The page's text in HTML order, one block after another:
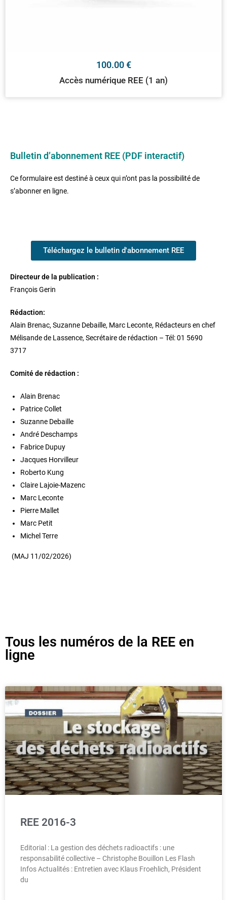
100.00€
Accès numérique REE (1 an)
Bulletin d’abonnement REE (PDF interactif)
Ce formulaire est destiné à ceux qui n’ont pas la possibilité de
s’abonner en ligne.
Téléchargez le bulletin d'abonnement REE
Directeur de la publication :
François Gerin
Rédaction:
Alain Brenac, Suzanne Debaille, Marc Leconte, Rédacteurs en chef
Mélisande de Lassence, Secrétaire de rédaction – Tél: 01 5690
3717
Comité de rédaction :
Alain Brenac
Patrice Collet
Suzanne Debaille
André Deschamps
Fabrice Dupuy
Jacques Horvilleur
Roberto Kung
Claire Lajoie-Mazenc
Marc Leconte
Pierre Mallet
Marc Petit
Michel Terre
(MAJ 11/02/2026)
Tous les numéros de la REE en
ligne
REE 2016-3
Editorial : La gestion des déchets radioactifs : une
responsabilité collective – Christophe Bouillon Les Flash
Infos Actualités : Entretien avec Klaus Froehlich, Président
du